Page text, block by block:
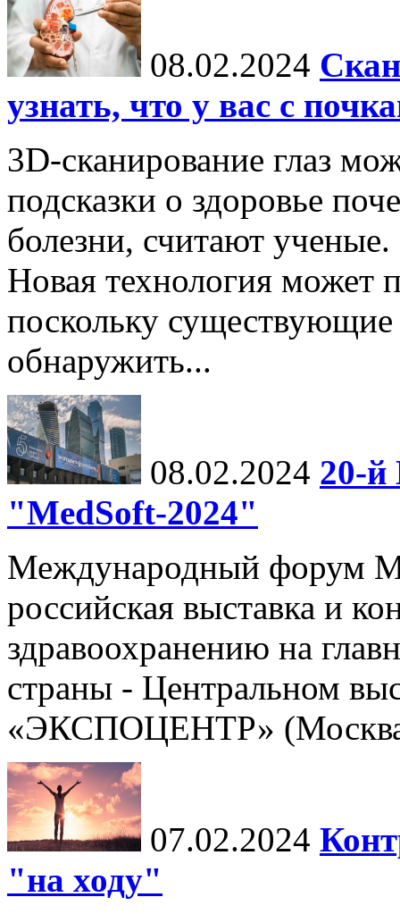
08.02.2024
узнать, что у вас с
3D-сканирование глаз
подсказки о здоровье
болезни, считают ученые.
Новая технология может
поскольку
обнаружить...
08.02.2024 20-
"MedSoft-2024"
Международный форум
российская выставка и
здравоохранению на
страны - Центральном
«ЭКСПОЦЕНТР»
07.02.2024
"на ходу"